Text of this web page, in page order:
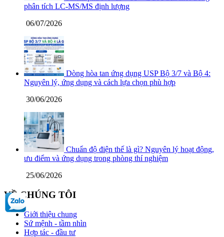
phân tích LC-MS/MS định lượng
06/07/2026
Dòng hòa tan ứng dụng USP Bộ 3/7 và Bộ 4:
Nguyên lý, ứng dụng và cách lựa chọn phù hợp
30/06/2026
Chuẩn độ điện thế là gì? Nguyên lý hoạt động,
ưu điểm và ứng dụng trong phòng thí nghiệm
25/06/2026
VỀ CHÚNG TÔI
Giới thiệu chung
Sứ mệnh - tầm nhìn
Hợp tác - đầu tư